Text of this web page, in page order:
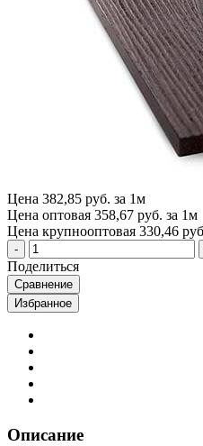
Цена 382,85 руб. за 1м
Цена оптовая 358,67 руб. за 1м
Цена крупнооптовая 330,46
Поделиться
Сравнение
Избранное
Описание